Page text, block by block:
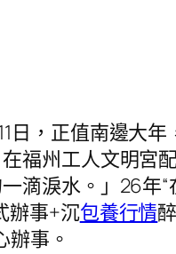
日，正值南邊大
福州工人文明宮
滴淚水。」26年
辦事+沉包養行情
辦事。